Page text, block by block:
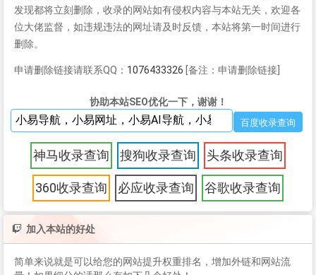
发现都将立刻删除，收录的网站如有侵权内容与本站无关，欢迎各
位大佬监督，如违规违法的网址请及时反馈，本站将第一时间进行
删除。
申请删除链接请联系QQ： 1076433326 [备注：申请删除链接]
协助本站SEO优化一下，谢谢！
神马收录查询 搜狗收录查询 头条收录查询
360收录查询 必应收录查询 谷歌收录查询
加入本站的好处
简单来说就是可以给您的网站提升权重排名，增加外链和网站流